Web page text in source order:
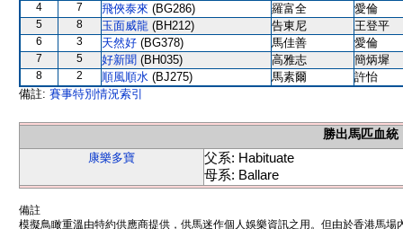
4 7 飛俠泰來 (BG286) 羅富全 愛倫
5 8 玉面威龍 (BH212) 告東尼 王登平
6 3 天然好 (BG378) 馬佳善 愛倫
7 5 好新聞 (BH035) 高雅志 簡炳墀
8 2 順風順水 (BJ275) 馬素爾
許怡
備註: 賽事特別情況索引
勝出馬匹血統
康樂多寶
父系: Habituate
母系: Ballare
備註
模擬鳥瞰重溫由特約供應商提供，供馬迷作個人娛樂資訊之用。但由於香港馬